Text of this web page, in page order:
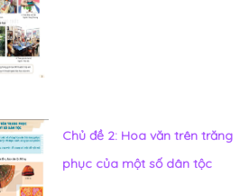
Chủ đề 2: Hoa văn trên trăng
phục của một số dân tộc